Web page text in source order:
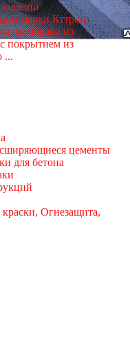
марки Кттрон.
мембрана из
покрытием из
...
цементы
для бетона
Огнезащита,